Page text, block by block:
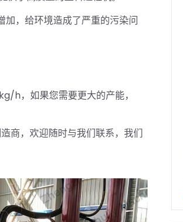
加，给环境造成了严重的污染问
h，如果您需要更大的产能，
商，欢迎随时与我们联系，我们